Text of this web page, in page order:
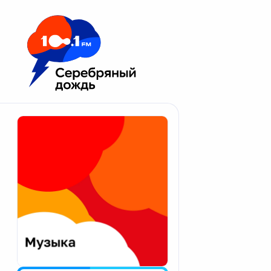
Москва 100.1 FM
Апатиты
Екатеринбург
Калининград
Калуга